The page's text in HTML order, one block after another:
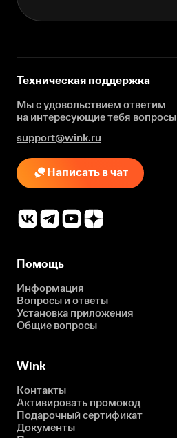
Техническая поддержка
Мы с удовольствием ответим
на интересующиетебя вопросы
support@wink.ru
Написать в чат
Помощь
Информация
Вопросы и ответы
Установка приложения
Общие вопросы
Wink
Контакты
Активировать промокод
Подарочный сертификат
Документы